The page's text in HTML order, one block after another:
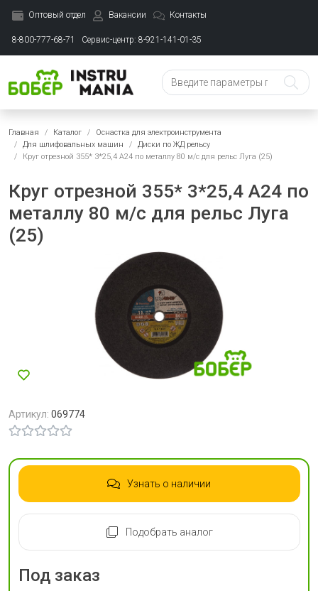
Оптовый отдел Вакансии Контакты
8-800-777-68-71 Сервис-центр: 8-921-141-01-35
Главная Каталог
Оснастка для электроинструмента
Для шлифовальных машин
Диски по ЖД рельсу
Круг отрезной 355* 3*25,4 А24 по металлу 80 м/с для рельс Луга (25)
Круг отрезной 355* 3*25,4 А24 по
металлу 80 м/с для рельс Луга
(25)
Артикул: 069774
Узнать о наличии
Подобрать аналог
Под заказ